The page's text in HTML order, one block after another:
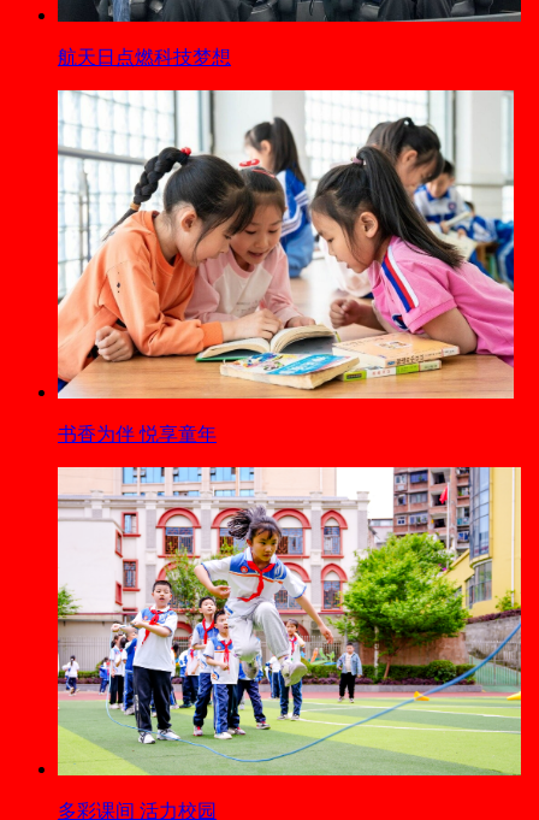
航天日点燃科技梦想
书香为伴 悦享童年
多彩课间 活力校园